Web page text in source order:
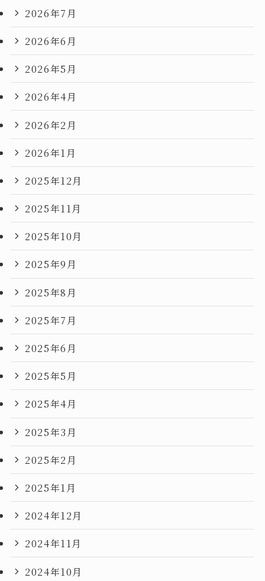
2026年7月
2026年6月
2026年5月
2026年4月
2026年2月
2026年1月
2025年12月
2025年11月
2025年10月
2025年9月
2025年8月
2025年7月
2025年6月
2025年5月
2025年4月
2025年3月
2025年2月
2025年1月
2024年12月
2024年11月
2024年10月